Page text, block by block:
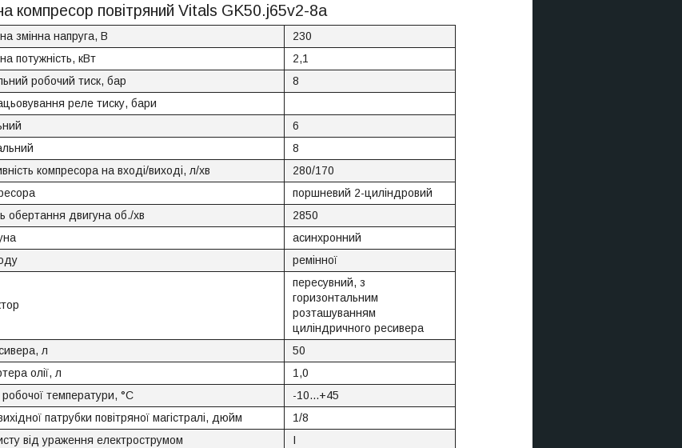
компресор повітряний Vitals GK50.j65v2-8a
змінна напруга, В
230
потужність, кВт
2,1
робочий тиск, бар
8
реле тиску, бари
6
8
компресора на вході/виході, л/хв
280/170
поршневий 2-циліндровий
обертання двигуна об./хв
2850
асинхронний
ремінної
пересувний, з
горизонтальним
розташуванням
циліндричного ресивера
л
50
олії, л
1,0
температури, °C
-10...+45
патрубки повітряної магістралі, дюйм
1/8
від ураження електрострумом
I